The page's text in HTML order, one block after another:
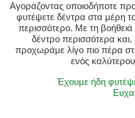
Αγοράζοντας οποιοδήποτε
φυτέψετε δέντρα στα μέρη
περισσότερο. Με τη
δέντρο περισσότερα
προχωράμε λίγο πιο πέρα
ενός
Έχουμε ήδη